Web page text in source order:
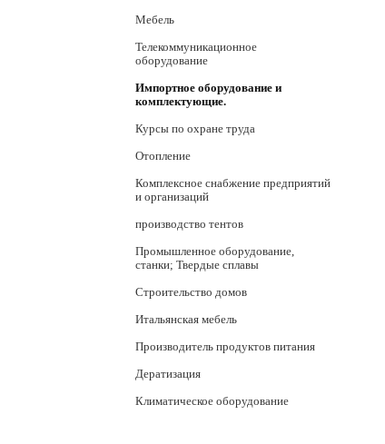
Мебель
Телекоммуникационное
оборудование
Импортное оборудование и
комплектующие.
Курсы по охране труда
Отопление
Комплексное снабжение предприятий
и организаций
производство тентов
Промышленное оборудование,
станки; Твердые сплавы
Строительство домов
Итальянская мебель
Производитель продуктов питания
Дератизация
Климатическое оборудование